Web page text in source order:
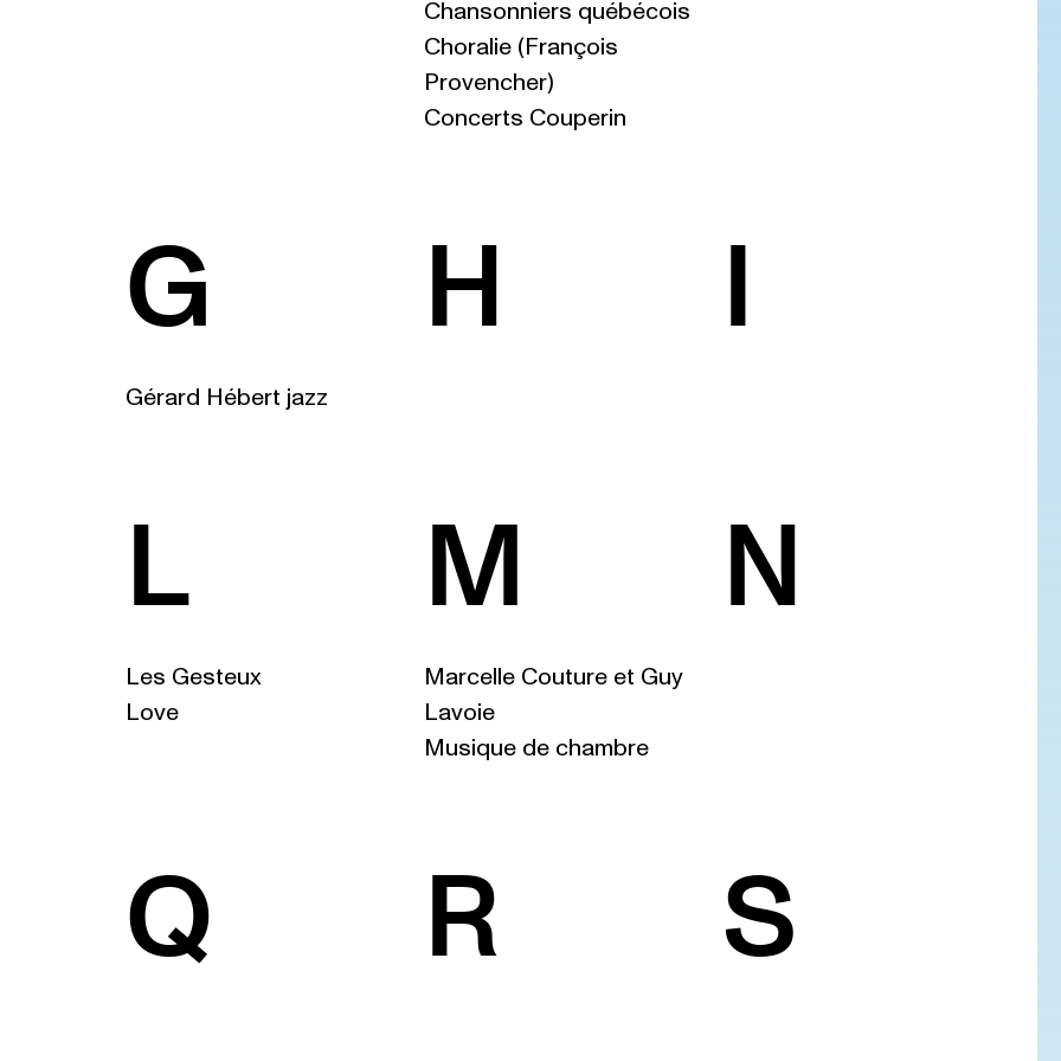
Chansonniers québécois
Choralie (François
Provencher)
Concerts Couperin
G
Gérard Hébert jazz
H
I
L
Les Gesteux
Love
M
Marcelle Couture et Guy
Lavoie
Musique de chambre
N
Q R S